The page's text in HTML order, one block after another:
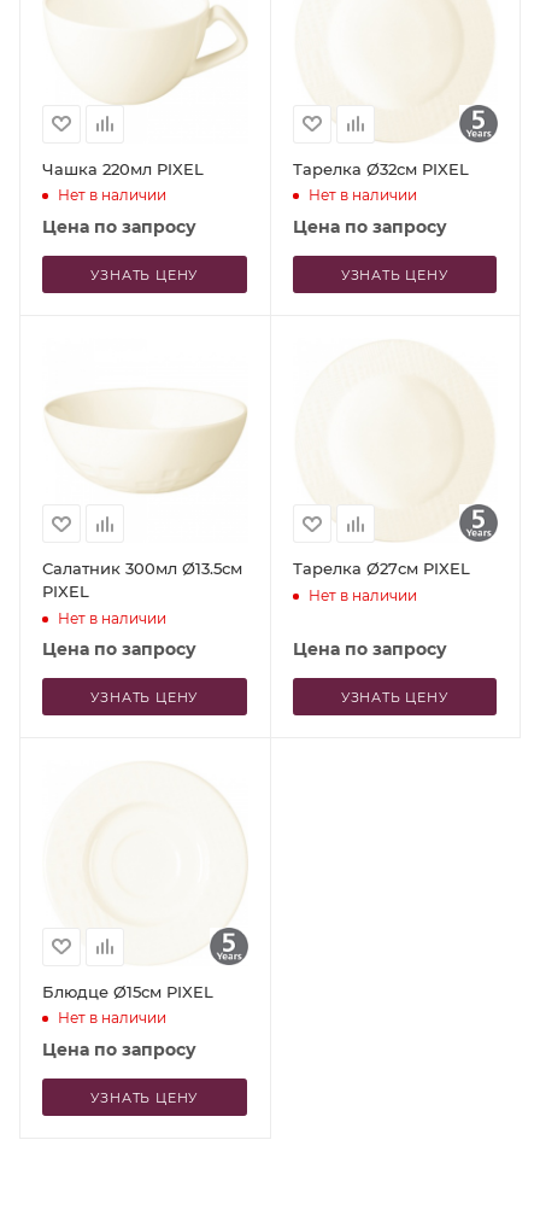
Чашка 220мл PIXEL
Нет в наличии
Цена по запросу
УЗНАТЬ ЦЕНУ
Тарелка Ø32см PIXEL
Нет в наличии
Цена по запросу
УЗНАТЬ ЦЕНУ
Салатник 300мл Ø13.5см
PIXEL
Нет в наличии
Цена по запросу
УЗНАТЬ ЦЕНУ
Тарелка Ø27см PIXEL
Нет в наличии
Цена по запросу
УЗНАТЬ ЦЕНУ
Блюдце Ø15см PIXEL
Нет в наличии
Цена по запросу
УЗНАТЬ ЦЕНУ